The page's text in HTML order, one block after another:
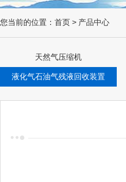
您当前的位置：首页 > 产品中心
天然气压缩机
液化气石油气残液回收装置